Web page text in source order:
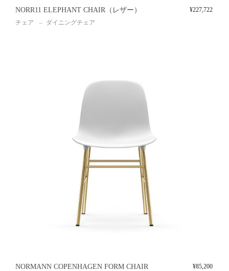
NORR11 ELEPHANT CHAIR（レザー）
チェア ダイニングチェア
¥227,722
NORMANN COPENHAGEN FORM CHAIR
¥85,200